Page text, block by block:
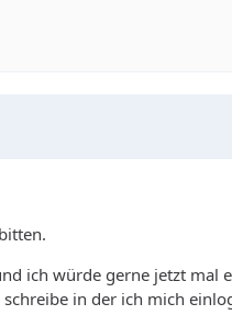
ich würde gerne jetzt
in der ich mich